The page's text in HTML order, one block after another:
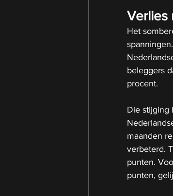
Verlies
Het
beleggers
procent.
Die stijging
maanden
verbeterd.
punten.
punten,